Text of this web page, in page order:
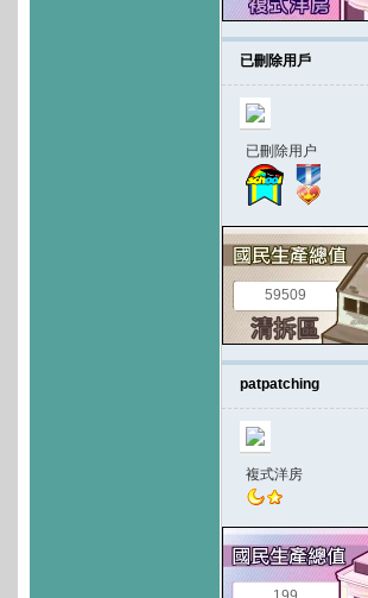
已刪除用戶
已刪除用户
59509
patpatching
複式洋房